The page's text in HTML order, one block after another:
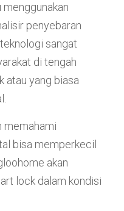
menggunakan
penyebaran
sangat
di tengah
atau yang biasa
memahami
bisa memperkecil
akan
lock dalam kondisi